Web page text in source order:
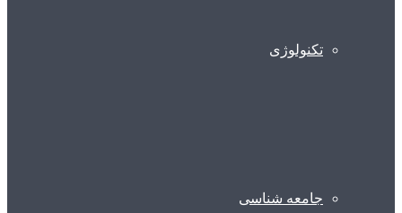
تکنولوژی
جامعه شناسی